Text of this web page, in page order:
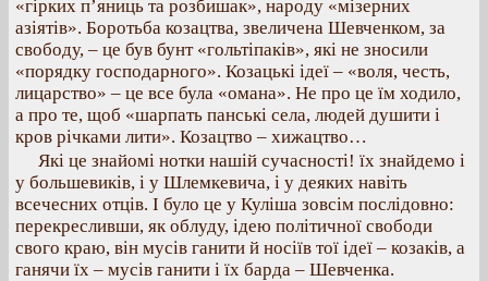
«гірких п’яниць та розбишак», народу «мізерних
азіятів». Боротьба козацтва, звеличена Шевченком, за
свободу, – це був бунт «гольтіпаків», які не зносили
«порядку господарного». Козацькі ідеї – «воля, честь,
лицарство» – це все була «омана». Не про це їм ходило,
а про те, щоб «шарпать панські села, людей душити і
кров річками лити». Козацтво – хижацтво…
Які це знайомі нотки нашій сучасності! їх знайдемо і
у большевиків, і у Шлемкевича, і у деяких навіть
всечесних отців. І було це у Куліша зовсім послідовно:
перекресливши, як облуду, ідею політичної свободи
свого краю, він мусів ганити й носіїв тої ідеї – козаків, а
ганячи їх – мусів ганити і їх барда – Шевченка.